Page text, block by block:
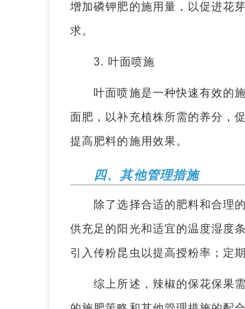
增加磷钾肥的施用量，以促进花
求。
3. 叶面喷施
叶面喷施是一种快速有效的施
面肥，以补充植株所需的养分，
提高肥料的施用效果。
四、其他管理措施
除了选择合适的肥料和合理的
供充足的阳光和适宜的温度湿度
引入传粉昆虫以提高授粉率；定
综上所述，辣椒的保花保果需